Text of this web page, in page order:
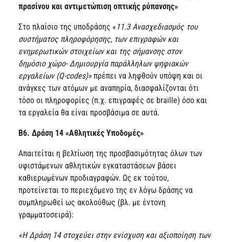
πρασίνου και αντιμετώπιση οπτικής ρύπανσης»
Στο πλαίσιο της υποδράσης « 11.3 Ανασχεδιασμός του
συστήματος πληροφόρησης, των επιγραφών και
ενημερωτικών στοιχείων και της σήμανσης στον
δημόσιο χώρο- Δημιουργία παράλληλων ψηφιακών
εργαλείων (Q-codes)»πρέπει να ληφθούν υπόψη και οι
ανάγκες των ατόμων με αναπηρία, διασφαλίζονται ότι
τόσο οι πληροφορίες (π.χ. επιγραφές σε braille) όσο και
τα εργαλεία θα είναι προσβάσιμα σε αυτά.
B6. Δράση 14 «Αθλητικές Υποδομές»
Απαιτείται η βελτίωση της προσβασιμότητας όλων των
υφιστάμενων αθλητικών εγκαταστάσεων βάσει
καθιερωμένων προδιαγραφών. Ως εκ τούτου,
προτείνεται το περιεχόμενο της εν λόγω δράσης να
συμπληρωθεί ως ακολούθως (βλ. με έντονη
γραμματοσειρά):
«Η Δράση 14 στοχεύει στην ενίσχυση και αξιοποίηση των